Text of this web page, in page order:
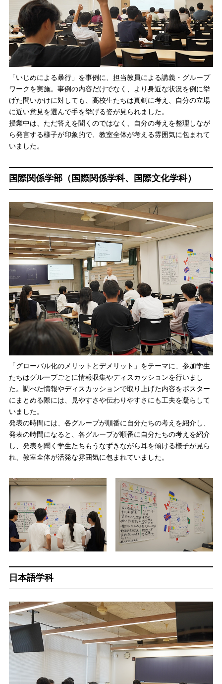
「いじめによる暴行」を事例に、担当教員による講義・グループ
ワークを実施。事例の内容だけでなく、より身近な状況を例に挙
げた問いかけに対しても、高校生たちは真剣に考え、自分の立場
に近い意見を選んで手を挙げる姿が見られました。
授業中は、ただ答えを聞くのではなく、自分の考えを整理しなが
ら発言する様子が印象的で、教室全体が考える雰囲気に包まれて
いました。
国際関係学部（国際関係学科、国際文化学科）
「グローバル化のメリットとデメリット」をテーマに、参加学生
たちはグループごとに情報収集やディスカッションを行いまし
た。調べた情報やディスカッションで取り上げた内容をポスター
にまとめる際には、見やすさや伝わりやすさにも工夫を凝らして
いました。
発表の時間には、各グループが順番に自分たちの考えを紹介し、
発表の時間になると、各グループが順番に自分たちの考えを紹介
し、発表を聞く学生たちもうなずきながら耳を傾ける様子が見ら
れ、教室全体が活発な雰囲気に包まれていました。
日本語学科